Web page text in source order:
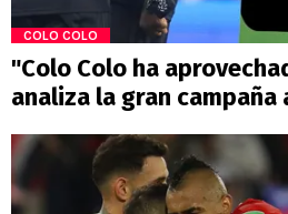
COLO COLO
"Colo Colo ha
analiza la gran campaña